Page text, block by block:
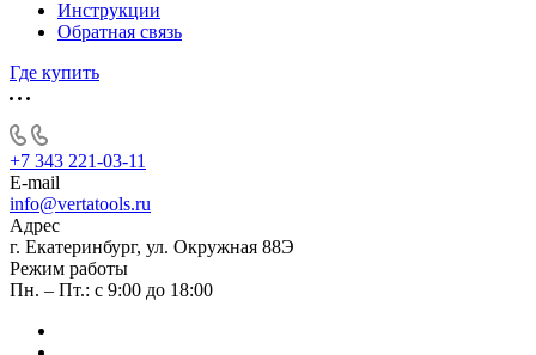
Инструкции
Обратная связь
Где купить
+7 343 221-03-11
E-mail
info@vertatools.ru
Адрес
г. Екатеринбург, ул. Окружная 88Э
Режим работы
Пн. – Пт.: с 9:00 до 18:00